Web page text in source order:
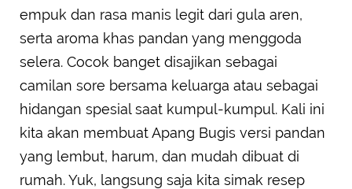
empuk dan rasa manis legit dari gula aren,
serta aroma khas pandan yang menggoda
selera. Cocok banget disajikan sebagai
camilan sore bersama keluarga atau sebagai
hidangan spesial saat kumpul-kumpul. Kali ini
kita akan membuat Apang Bugis versi pandan
yang lembut, harum, dan mudah dibuat di
rumah. Yuk, langsung saja kita simak resep